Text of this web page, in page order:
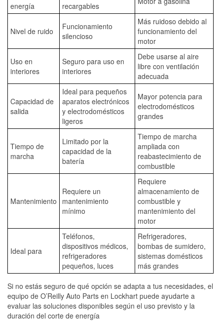
energía
recargables
Nivel de ruido
Funcionamiento
silencioso
Más ruidoso debido al
funcionamiento del
motor
Uso en
interiores
Seguro para uso en
interiores
Debe usarse al aire
libre con ventilación
adecuada
Capacidad de
salida
Ideal para pequeños
aparatos electrónicos
y electrodomésticos
ligeros
Mayor potencia para
electrodomésticos
grandes
Tiempo de
marcha
Limitado por la
capacidad de la
batería
Tiempo de marcha
ampliada con
reabastecimiento de
combustible
Mantenimiento
Requiere un
mantenimiento
mínimo
Requiere
almacenamiento de
combustible y
mantenimiento del
motor
Ideal para
Teléfonos,
dispositivos médicos,
refrigeradores
pequeños, luces
Refrigeradores,
bombas de sumidero,
sistemas domésticos
más grandes
Si no estás seguro de qué opción se adapta a tus necesidades, el
equipo de O’Reilly Auto Parts en Lockhart puede ayudarte a
evaluar las soluciones disponibles según el uso previsto y la
duración del corte de energía